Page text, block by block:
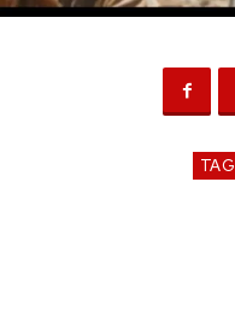
TAG